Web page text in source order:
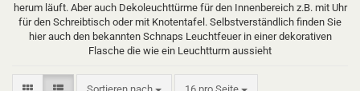
herum läuft. Aber auch Dekoleuchttürme für den Innenbereich z.B. mit Uhr
für den Schreibtisch oder mit Knotentafel. Selbstverständlich finden Sie
hier auch den bekannten Schnaps Leuchtfeuer in einer dekorativen
Flasche die wie ein Leuchtturm aussieht
Sortieren nach pro Seite